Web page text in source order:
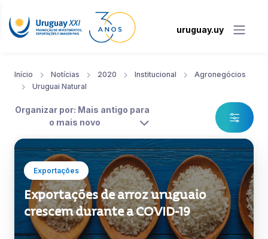
uruguay.uy
Início Notícias 2020 Institucional
Agronegócios
Uruguai Natural
Organizar por: Mais antigo para
o mais novo
Exportações
Exportações de arroz uruguaio
crescem durante a COVID-19